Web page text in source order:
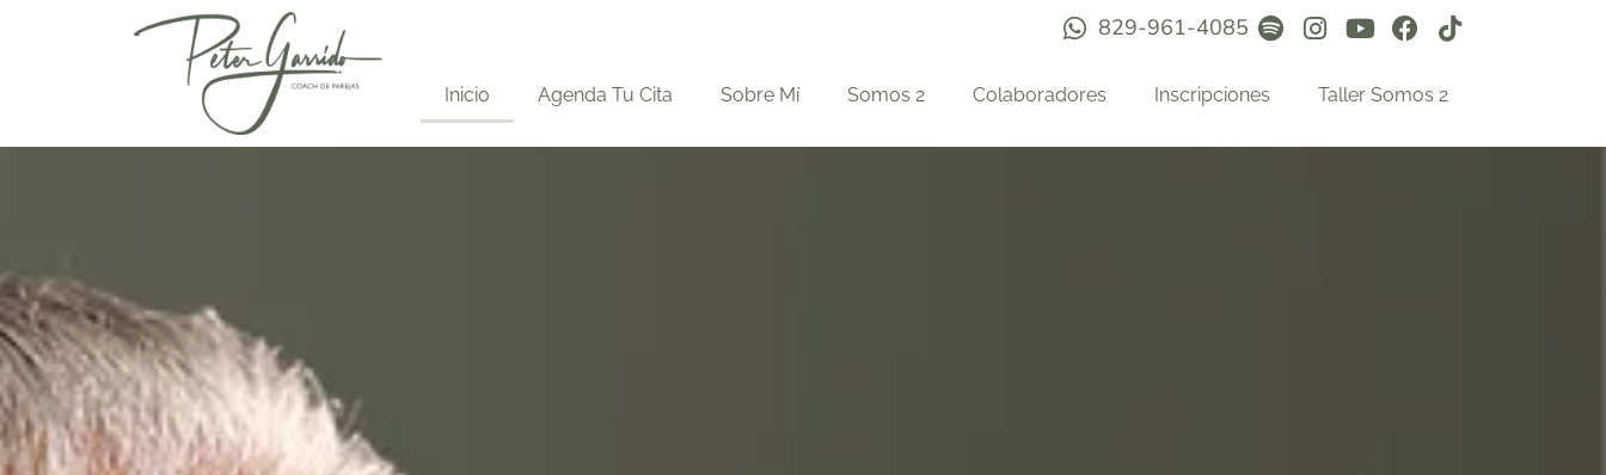
829-961-4085
Inicio Agenda Tu Cita Sobre Mí Somos 2 Colaboradores Inscripciones Taller Somos 2